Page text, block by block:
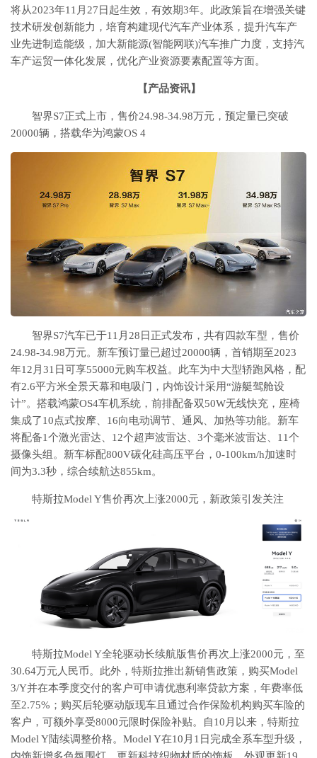
将从2023年11月27日起生效，有效期3年。此政策旨在增强关键
技术研发创新能力，培育构建现代汽车产业体系，提升汽车产
业先进制造能级，加大新能源(智能网联)汽车推广力度，支持汽
车产运贸一体化发展，优化产业资源要素配置等方面。
【产品资讯】
智界S7正式上市，售价24.98-34.98万元，预定量已突破
20000辆，搭载华为鸿蒙OS 4
智界S7汽车已于11月28日正式发布，共有四款车型，售价
24.98-34.98万元。新车预订量已超过20000辆，首销期至2023
年12月31日可享55000元购车权益。此车为中大型轿跑风格，配
有2.6平方米全景天幕和电吸门，内饰设计采用“游艇驾舱设
计”。搭载鸿蒙OS4车机系统，前排配备双50W无线快充，座椅
集成了10点式按摩、16向电动调节、通风、加热等功能。新车
将配备1个激光雷达、12个超声波雷达、3个毫米波雷达、11个
摄像头组。新车标配800V碳化硅高压平台，0-100km/h加速时
间为3.3秒，综合续航达855km。
特斯拉Model Y售价再次上涨2000元，新政策引发关注
特斯拉Model Y全轮驱动长续航版售价再次上涨2000元，至
30.64万元人民币。此外，特斯拉推出新销售政策，购买Model
3/Y并在本季度交付的客户可申请优惠利率贷款方案，年费率低
至2.75%；购买后轮驱动版现车且通过合作保险机构购买车险的
客户，可额外享受8000元限时保险补贴。自10月以来，特斯拉
Model Y陆续调整价格。Model Y在10月1日完成全系车型升级，
内饰新增多色氛围灯、更新科技织物材质的饰板，外观更新19